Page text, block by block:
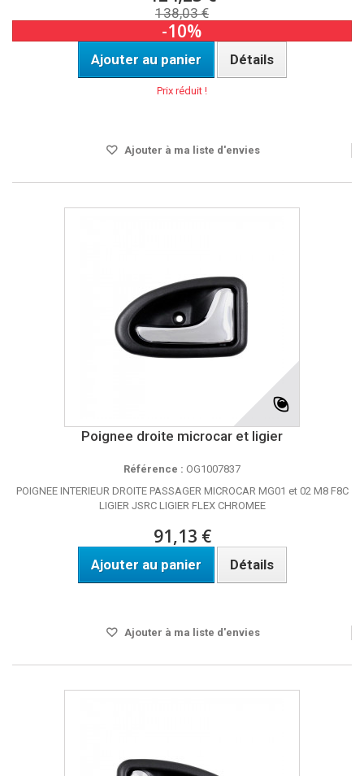
138,03 €
-10%
Ajouter au panier Détails
Prix réduit !
Ajouter à ma liste d'envies
Poignee droite microcar et ligier
Référence : OG1007837
POIGNEE INTERIEUR DROITE PASSAGER MICROCAR MG01 et 02 M8 F8C
LIGIER JSRC LIGIER FLEX CHROMEE
91,13 €
Ajouter au panier Détails
Ajouter à ma liste d'envies